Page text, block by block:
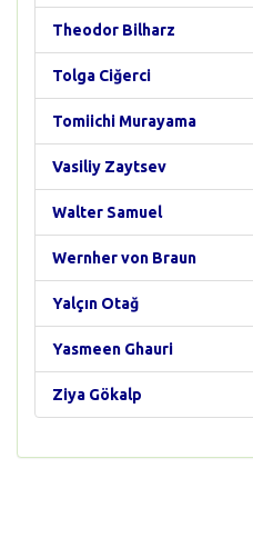
Theodor Bilharz
Tolga Ciğerci
Tomiichi Murayama
Vasiliy Zaytsev
Walter Samuel
Wernher von Braun
Yalçın Otağ
Yasmeen Ghauri
Ziya Gökalp